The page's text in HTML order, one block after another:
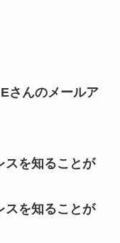
さんのメールア
スを知ることが
スを知ることが